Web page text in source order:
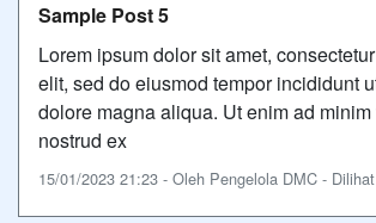
Sample Post 5
Lorem ipsum dolor sit amet,
elit, sed do eiusmod tempor incididunt
dolore magna aliqua. Ut enim ad
nostrud ex
15/01/2023 21:23 - Oleh Pengelola DMC -